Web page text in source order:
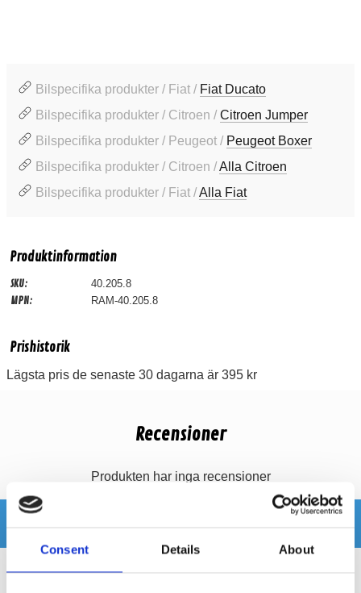
Consent Details About
Bilspecifika produkter / Fiat / Fiat Ducato
Bilspecifika produkter / Citroen /Citroen Jumper
Bilspecifika produkter / Peugeot / Peugeot Boxer
Bilspecifika produkter / Citroen /Alla Citroen
Bilspecifika produkter / Fiat /Alla Fiat
Produktinformation
SKU: 40.205.8
MPN: RAM-40.205.8
Prishistorik
Lägsta pris de senaste 30 dagarna är 395 kr
Recensioner
Produkten har inga recensioner